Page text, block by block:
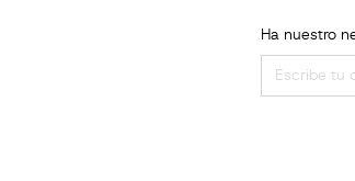
Ha nuestro